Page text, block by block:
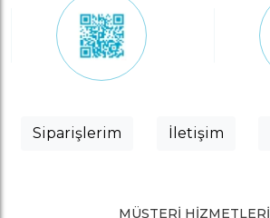
Siparişlerim İletişim
MÜŞTERI HIZMETLERI